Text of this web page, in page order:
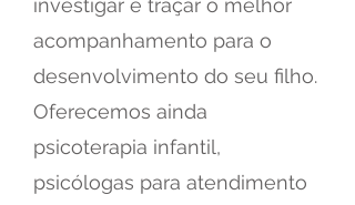
investigar e traçar o melhor
acompanhamento para o
desenvolvimento do seu filho.
Oferecemos ainda
psicoterapia infantil,
psicólogas para atendimento